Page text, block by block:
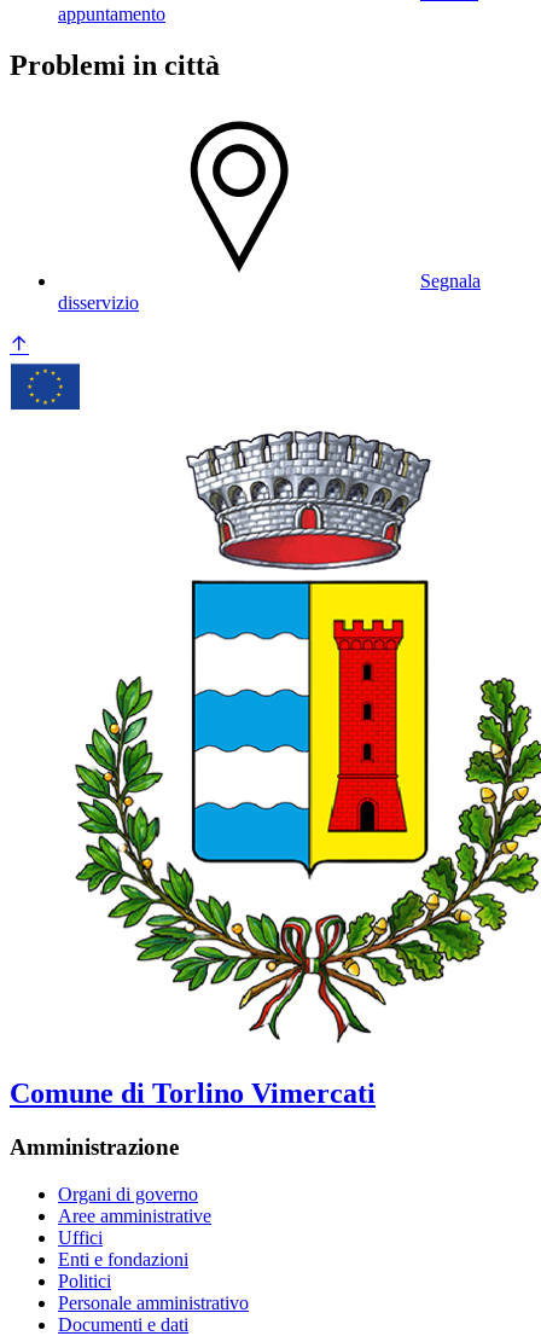
appuntamento
Problemi in città
Segnala
disservizio
Comune di Torlino Vimercati
Amministrazione
Organi di governo
Aree amministrative
Uffici
Enti e fondazioni
Politici
Personale amministrativo
Documenti e dati